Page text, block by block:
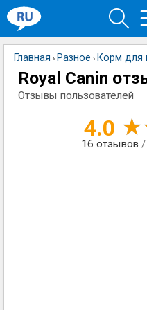
Главная › Разное › Корм для
Royal Canin
Отзывы пользователей
4.0
16 отзывов /